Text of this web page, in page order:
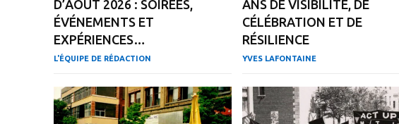
D’AOÛT 2026 : SOIRÉES,
ÉVÉNEMENTS ET
EXPÉRIENCES…
L'ÉQUIPE DE RÉDACTION
ANS DE VISIBILITÉ, DE
CÉLÉBRATION ET DE
RÉSILIENCE
YVES LAFONTAINE